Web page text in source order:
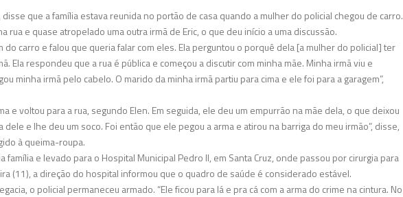
que a família estava reunida no portão de casa quando a mulher do policial chegou de carro.
rua e quase atropelado uma outra irmã de Eric, o que deu início a uma discussão.
carro e falou que queria falar com eles. Ela perguntou o porquê dela [a mulher do policial] ter
Ela respondeu que a rua é pública e começou a discutir com minha mãe. Minha irmã viu e
minha irmã pelo cabelo. O marido da minha irmã partiu para cima e ele foi para a garagem”,
e voltou para a rua, segundo Elen. Em seguida, ele deu um empurrão na mãe dela, o que deixou
dele e lhe deu um soco. Foi então que ele pegou a arma e atirou na barriga do meu irmão”, disse,
à queima-roupa.
e levado para o Hospital Municipal Pedro II, em Santa Cruz, onde passou por cirurgia para
(11), a direção do hospital informou que o quadro de saúde é considerado estável.
o policial permaneceu armado. “Ele ficou para lá e pra cá com a arma do crime na cintura. No